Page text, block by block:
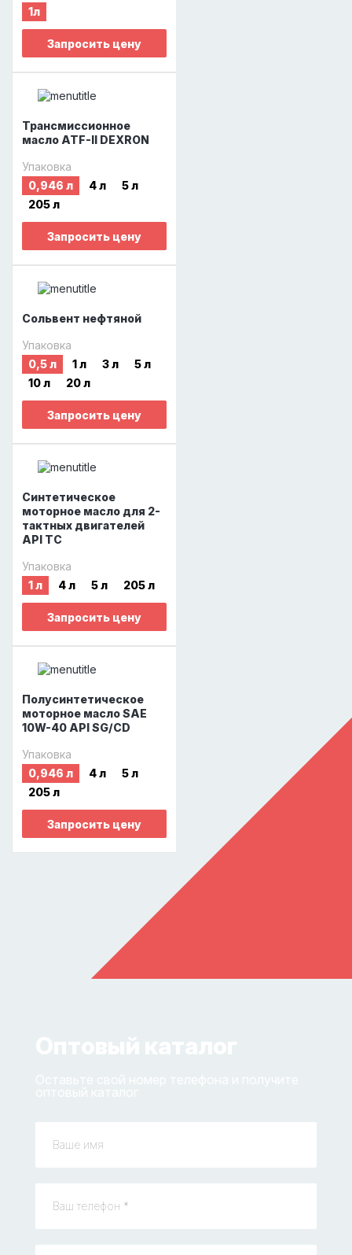
1л
Запросить цену
Трансмиссионное
масло ATF-II DEXRON
Упаковка
0,946 л
4 л
5 л
205 л
Запросить цену
Сольвент нефтяной
Упаковка
0,5 л
1 л 3 л
5 л
10 л
20 л
Запросить цену
Синтетическое
моторное масло для 2-
тактных двигателей
API TC
Упаковка
1 л
4 л 5 л 205 л
Запросить цену
Полусинтетическое
моторное масло SAE
10W-40 API SG/CD
Упаковка
0,946 л
4 л
5 л
205 л
Запросить цену